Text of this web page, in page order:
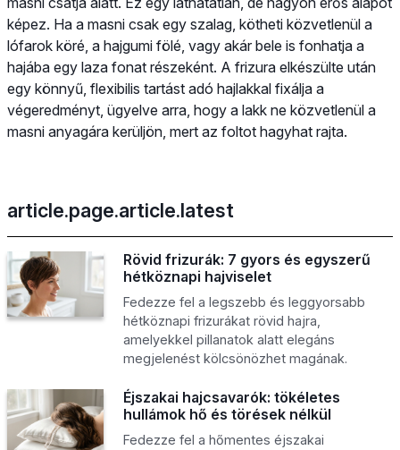
képez. Ha a masni csak egy szalag, kötheti közvetlenül a
lófarok köré, a hajgumi fölé, vagy akár bele is fonhatja a
hajába egy laza fonat részeként. A frizura elkészülte után
egy könnyű, flexibilis tartást adó hajlakkal fixálja a
végeredményt, ügyelve arra, hogy a lakk ne közvetlenül a
masni anyagára kerüljön, mert az foltot hagyhat rajta.
article.page.article.latest
Rövid frizurák: 7 gyors és egyszerű
hétköznapi hajviselet
Fedezze fel a legszebb és leggyorsabb
hétköznapi frizurákat rövid hajra,
amelyekkel pillanatok alatt elegáns
megjelenést kölcsönözhet magának.
Éjszakai hajcsavarók: tökéletes
hullámok hő és törések nélkül
Fedezze fel a hőmentes éjszakai